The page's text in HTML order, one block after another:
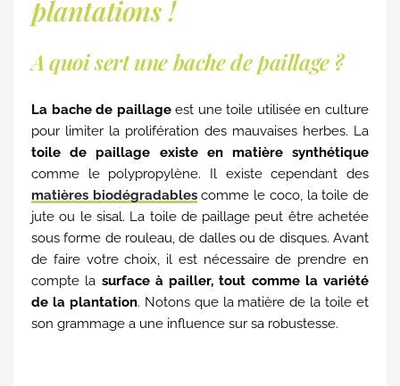
plantations !
A quoi sert une bache de paillage ?
La bache de paillageest une toile utilisée en culture
pour limiter la prolifération des mauvaises herbes. La
toile de paillage existe en matière synthétique
comme le polypropylène. Il existe cependant des
matières biodégradablescomme le coco, la toile de
jute ou le sisal. La toile de paillage peut être achetée
sous forme de rouleau, de dalles ou de disques. Avant
de faire votre choix, il est nécessaire de prendre en
compte la surface à pailler, tout comme la variété
de la plantation. Notons que la matière de la toile et
son grammage a une influence sur sa robustesse.